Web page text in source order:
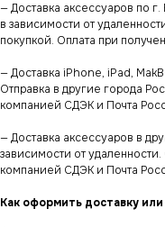
— Доставка аксессуаров по
в зависимости от
покупкой. Оплата при
— Доставка iPhone, iPad,
Отправка в другие города
компанией СДЭК и Почта
— Доставка аксессуаров в
зависимости от
компанией СДЭК и Почта
Как оформить доставку или